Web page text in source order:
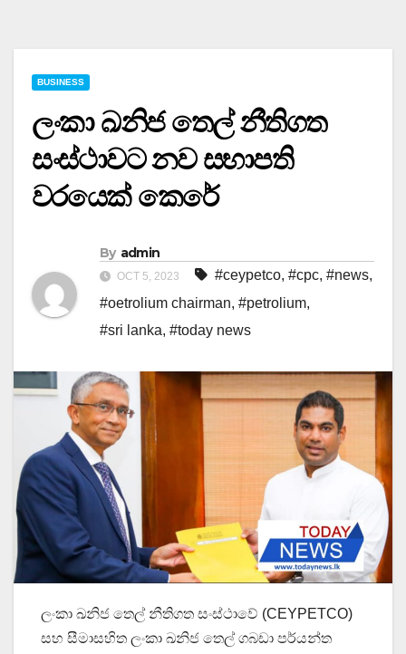
BUSINESS
ලංකා ඛනිජ තෙල් නීතිගත
සංස්ථාවට නව සභාපති
වරයෙක් කෙරේ
By admin
OCT 5, 2023 #ceypetco, #cpc, #news,
#oetrolium chairman, #petrolium,
#sri lanka, #today news
ලංකා ඛනිජ තෙල් නීතිගත සංස්ථාවේ (CEYPETCO)
සහ සීමාසහිත ලංකා ඛනිජ තෙල් ගබඩා පර්යන්ත